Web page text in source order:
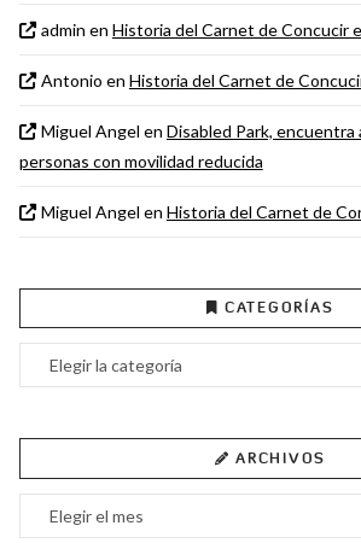
admin en Historia del Carnet de Concucir
Antonio en Historia del Carnet de
Miguel Angel en Disabled Park, encuentra
personas con movilidad reducida
Miguel Angel en Historia del Carnet de
CATEGORÍAS
Categorías
ARCHIVOS
Archivos